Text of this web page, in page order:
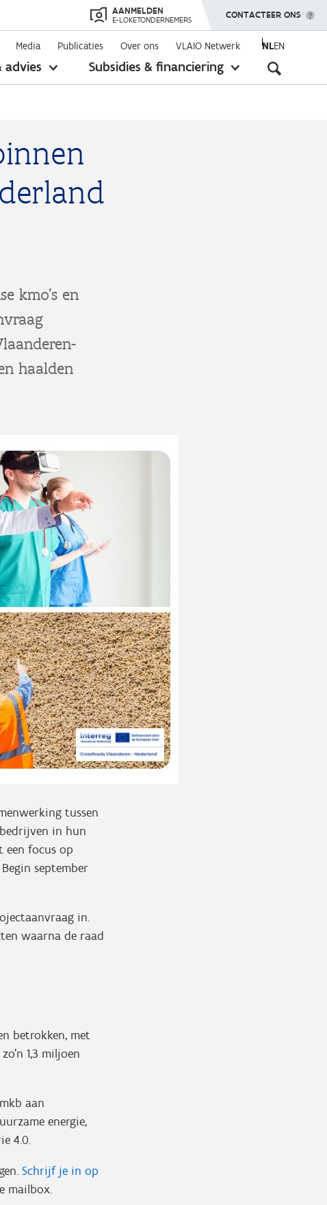
AANMELDEN
E-LOKETONDERNEMERS TOON MENU
CONTACTEER ONS
Media Publicaties Over ons VLAIO Netwerk NLEN
advies
toon
Subsidies & financiering
toon
kmo’s en
haalden
tussen
bedrijven in hun
een focus op
september
in.
waarna de raad
betrokken, met
1,3 miljoen
aan
energie,
4.0.
Schrijf je in op
mailbox.